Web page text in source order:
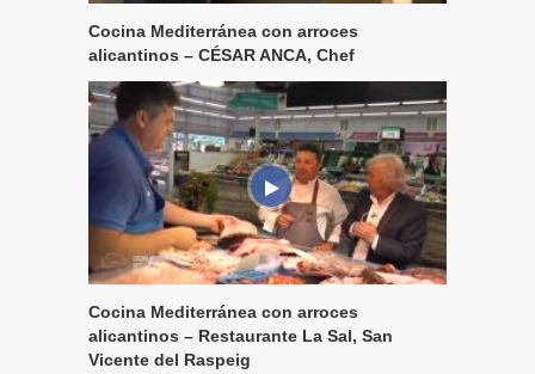
Cocina Mediterránea con arroces
alicantinos – CÉSAR ANCA, Chef
Cocina Mediterránea con arroces
alicantinos – Restaurante La Sal, San
Vicente del Raspeig